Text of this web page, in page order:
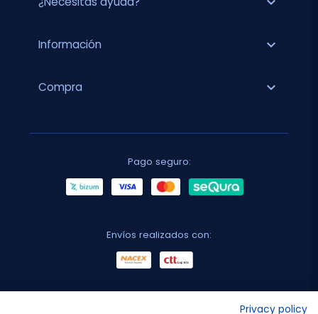
Información expand_more
Compra expand_more
Pago seguro:
Envíos realizados con:
Privacy policy